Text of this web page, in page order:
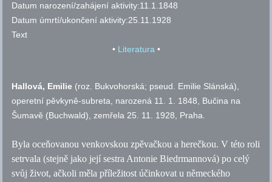
Datum narození/zahájení aktivity:11.1.1848
Datum úmrtí/ukončení aktivity:25.11.1928
Text
• Literatura•
Hallová, Emilie (roz. Bukvohorská; pseud. Emilie Slánská),
operetní pěvkyně-subreta, narozená 11. 1. 1848, Bučina na
Šumavě (Buch­wald), zemřela 25. 11. 1928, Praha.
Byla oceňovanou venkovskou zpěvačkou a herečkou. V této roli
setrvala (stejně jako její sestra Antonie Biedrmannová) po celý
svůj život, ačkoli měla příležitost účinkovat u německého